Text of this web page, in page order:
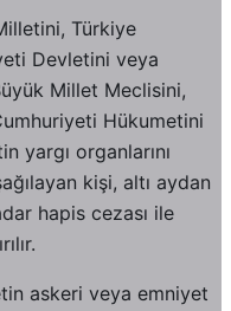
Türkiye
Devletini veya
Millet Meclisini,
Hükumetini
yargı organlarını
kişi, altı aydan
hapis cezası ile
askeri veya emniyet